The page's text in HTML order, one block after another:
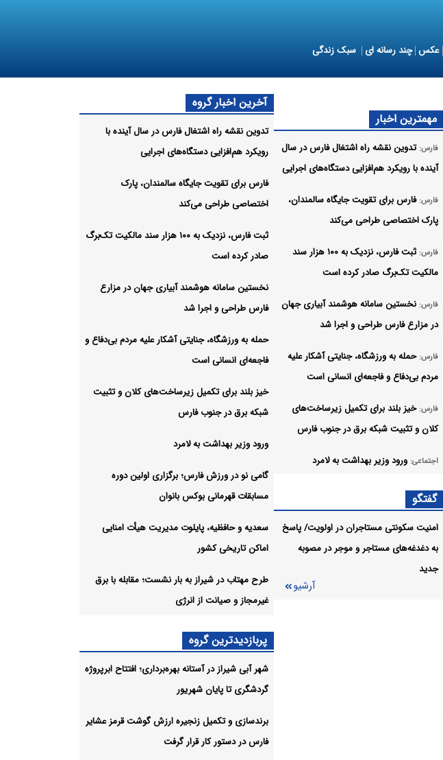
عکس چند رسانه ای سبک زندگی
مهمترین اخبار
فارس: تدوین نقشه راه اشتغال فارس در سال
آینده با رویکرد هم‌افزایی دستگاه‌های اجرایی
فارس: فارس برای تقویت جایگاه سالمندان،
پارک اختصاصی طراحی می‌کند
فارس:
ثبت فارس، نزدیک به ۱۰۰ هزار سند
مالکیت تک‌برگ صادر کرده است
فارس: نخستین سامانه هوشمند آبیاری جهان
در مزارع فارس طراحی و اجرا شد
فارس: حمله به ورزشگاه، جنایتی آشکار علیه
مردم بی‌دفاع و فاجعه‌ای انسانی است
فارس: خیز بلند برای تکمیل زیرساخت‌های
کلان و تثبیت شبکه برق در جنوب فارس
اجتماعی: ورود وزیر بهداشت به لامرد
فارس: گامی نو در ورزش فارس؛ برگزاری
اولین دوره مسابقات قهرمانی بوکس بانوان
فارس: سعدیه و حافظیه، پایلوت مدیریت
هیأت امنایی اماکن تاریخی کشور
طرح مهتاب در شیراز به بار نشست؛
گفتگو
امنیت سکونتی مستاجران در اولویت/ پاسخ
به دغدغه‌های مستاجر و‌ موجر در مصوبه
جدید
آرشیو
آخرین اخبار گروه
تدوین نقشه راه اشتغال فارس در سال آینده با
رویکرد هم‌افزایی دستگاه‌های اجرایی
فارس برای تقویت جایگاه سالمندان، پارک
اختصاصی طراحی می‌کند
ثبت فارس، نزدیک به ۱۰۰ هزار سند مالکیت تک‌برگ
صادر کرده است
نخستین سامانه هوشمند آبیاری جهان در مزارع
فارس طراحی و اجرا شد
حمله به ورزشگاه، جنایتی آشکار علیه مردم بی‌دفاع و
فاجعه‌ای انسانی است
خیز بلند برای تکمیل زیرساخت‌های کلان و تثبیت
شبکه برق در جنوب فارس
ورود وزیر بهداشت به لامرد
گامی نو در ورزش فارس؛ برگزاری اولین دوره
مسابقات قهرمانی بوکس بانوان
سعدیه و حافظیه، پایلوت مدیریت هیأت امنایی
اماکن تاریخی کشور
طرح مهتاب در شیراز به بار نشست؛ مقابله با برق
غیرمجاز و صیانت از انرژی
پربازدیدترین گروه
شهر آبی شیراز در آستانه بهره‌برداری؛ افتتاح ابرپروژه
گردشگری تا پایان شهریور
برندسازی و تکمیل زنجیره ارزش گوشت قرمز عشایر
فارس در دستور کار قرار گرفت